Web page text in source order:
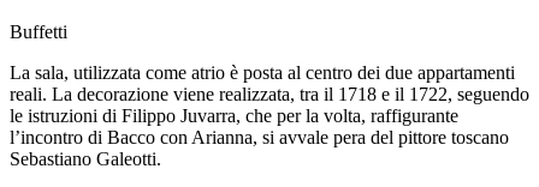
Buffetti
La sala, utilizzata come atrio è posta al centro dei due appartamenti
reali. La decorazione viene realizzata, tra il 1718 e il 1722, seguendo
le istruzioni di Filippo Juvarra, che per la volta, raffigurante
l’incontro di Bacco con Arianna, si avvale pera del pittore toscano
Sebastiano Galeotti.